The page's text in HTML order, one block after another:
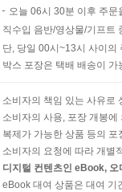
했다면 얼마든 막
욕창이 온몸에 퍼
올렸다. 박길연은
다고 했다.
어서 도망갈 구멍을
하는구나.’ 그런 생각
여전히 남아 있는 질
오늘 06시 30분 이후 주
직수입 음반/영상물/기프트
단, 당일 00시~13시 사이의
박스 포장은 택배 배송이
소비자의 책임 있는 사유로
소비자의 사용, 포장 개봉
복제가 가능한 상품 등의
소비자의 요청에 따라 개별
디지털 컨텐츠인 eBook,
eBook 대여 상품은 대여 기